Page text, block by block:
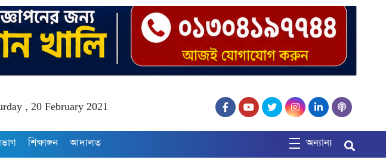
, 20 February 2021
শিক্ষাঙ্গন আদালত অন্যান্য